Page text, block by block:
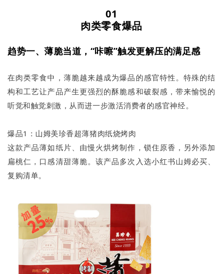
01
肉类零食爆品
趋势一、薄脆当道，“咔嚓”触发更解压的满足感
在肉类零食中，薄脆越来越成为爆品的感官特性。特殊的结
构和工艺让产品产生更强烈的酥脆感和破裂感，带来愉悦的
听觉和触觉刺激，从而进一步激活消费者的感官神经。
爆品1：山姆美珍香超薄猪肉纸烧烤肉
这款产品薄如纸片、由慢火烘烤制作，锁住原香，另外添加
扁桃仁，口感清甜薄脆。该产品多次入选小红书山姆必买、
复购清单。